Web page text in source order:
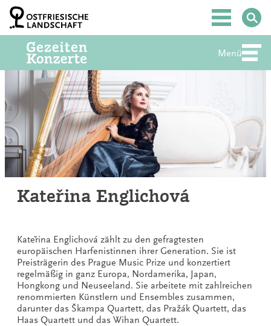
Zum
Inhalt
springen
Hauptmenü
Menü
Kateřina Englichová
Kateřina Englichová zählt zu den gefragtesten
europäischen Harfenistinnen ihrer Generation. Sie ist
Preisträgerin des Prague Music Prize und konzertiert
regelmäßig in ganz Europa, Nordamerika, Japan,
Hongkong und Neuseeland. Sie arbeitete mit zahlreichen
renommierten Künstlern und Ensembles zusammen,
darunter das Škampa Quartett, das Pražák Quartett, das
Haas Quartett und das Wihan Quartett.